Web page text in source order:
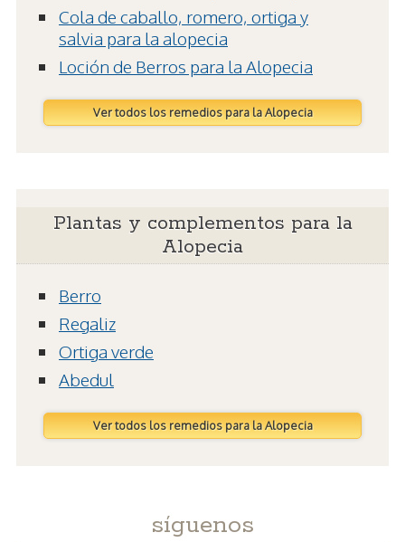
Cola de caballo, romero, ortiga y
salvia para la alopecia
Loción de Berros para la Alopecia
Ver todos los remedios para la Alopecia
Plantas y complementos para la
Alopecia
Berro
Regaliz
Ortiga verde
Abedul
Ver todos los remedios para la Alopecia
síguenos